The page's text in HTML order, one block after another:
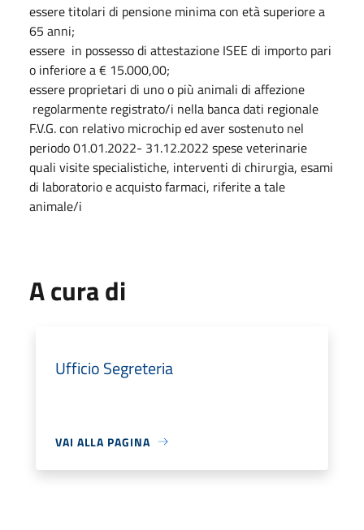
essere titolari di pensione minima con età superiore a
65 anni;
essere in possesso di attestazione ISEE di importo pari
o inferiore a € 15.000,00;
essere proprietari di uno o più animali di affezione
regolarmente registrato/i nella banca dati regionale
F.V.G. con relativo microchip ed aver sostenuto nel
periodo 01.01.2022- 31.12.2022 spese veterinarie
quali visite specialistiche, interventi di chirurgia, esami
di laboratorio e acquisto farmaci, riferite a tale
animale/i
A cura di
Ufficio Segreteria
VAI ALLA PAGINA